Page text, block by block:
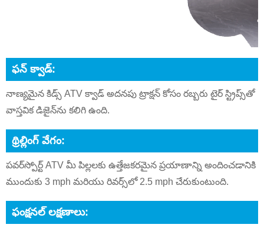
ఫన్ క్వాడ్:
నాణ్యమైన కిడ్స్ ATV క్వాడ్ అదనపు ట్రాక్షన్ కోసం రబ్బరు టైర్ స్ట్రిప్స్‌తో
వాస్తవిక డిజైన్‌ను కలిగి ఉంది.
థ్రిల్లింగ్ వేగం:
పవర్‌స్పోర్ట్ ATV మీ పిల్లలకు ఉత్తేజకరమైన ప్రయాణాన్ని అందించడానికి
ముందుకు 3 mph మరియు రివర్స్‌లో 2.5 mph చేరుకుంటుంది.
ఫంక్షనల్ లక్షణాలు: